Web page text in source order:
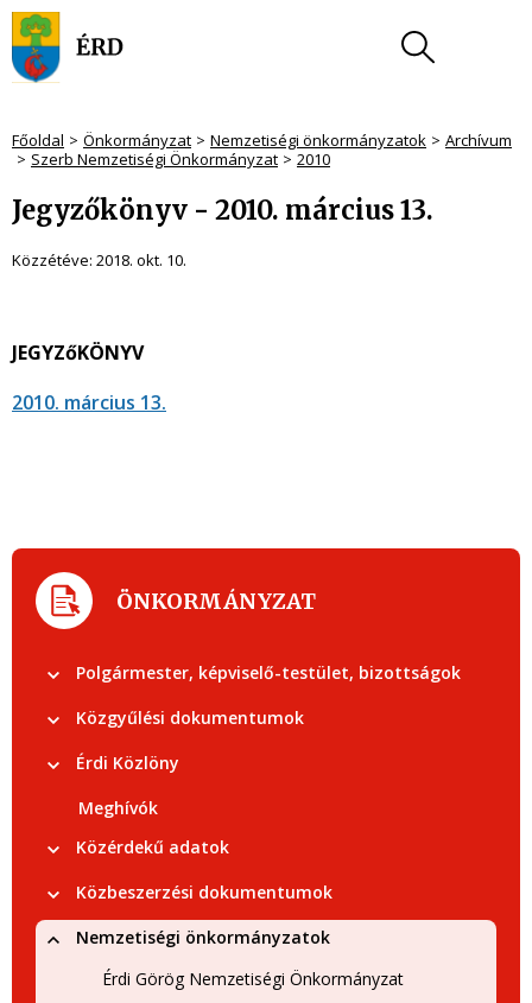
Főoldal Önkormányzat Nemzetiségi önkormányzatok
Archívum
Szerb Nemzetiségi Önkormányzat
2010
Jegyzőkönyv - 2010. március 13.
Közzétéve: 2018. okt. 10.
JEGYZőKÖNYV
2010. március 13.
ÖNKORMÁNYZAT
Polgármester, képviselő-testület, bizottságok
Közgyűlési dokumentumok
Érdi Közlöny
Meghívók
Közérdekű adatok
Közbeszerzési dokumentumok
Nemzetiségi önkormányzatok
Érdi Görög Nemzetiségi Önkormányzat